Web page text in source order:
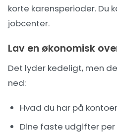
korte karensperioder. Du
jobcenter.
Lav en økonomisk
Det lyder kedeligt, men
ned:
Hvad du har på
Dine faste udgifter